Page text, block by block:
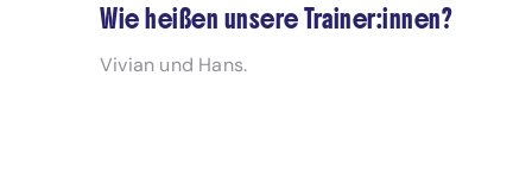
Wie heißen unsere Trainer:innen?
Vivian und Hans.